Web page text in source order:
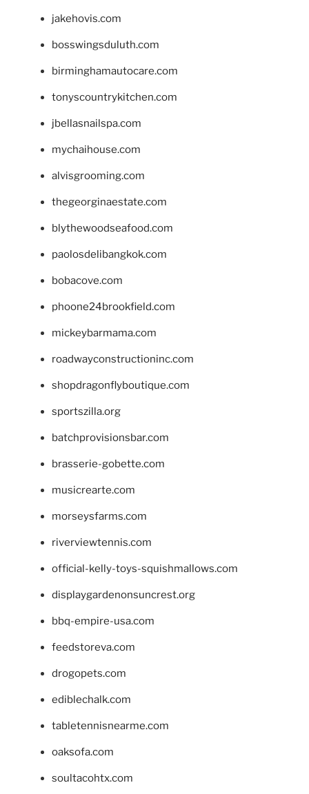
jakehovis.com
bosswingsduluth.com
birminghamautocare.com
tonyscountrykitchen.com
jbellasnailspa.com
mychaihouse.com
alvisgrooming.com
thegeorginaestate.com
blythewoodseafood.com
paolosdelibangkok.com
bobacove.com
phoone24brookfield.com
mickeybarmama.com
roadwayconstructioninc.com
shopdragonflyboutique.com
sportszilla.org
batchprovisionsbar.com
brasserie-gobette.com
musicrearte.com
morseysfarms.com
riverviewtennis.com
official-kelly-toys-squishmallows.com
displaygardenonsuncrest.org
bbq-empire-usa.com
feedstoreva.com
drogopets.com
ediblechalk.com
tabletennisnearme.com
oaksofa.com
soultacohtx.com